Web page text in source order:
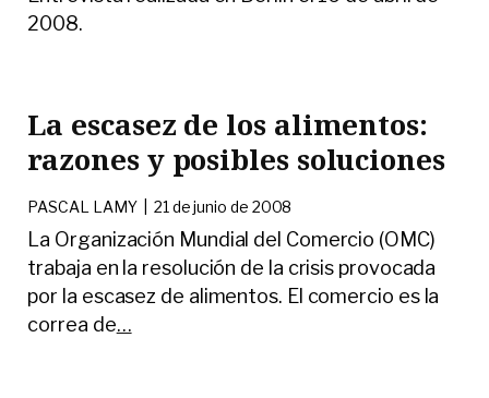
2008.
La escasez de los alimentos:
razones y posibles soluciones
PASCAL LAMY |21 de junio de 2008
La Organización Mundial del Comercio (OMC)
trabaja en la resolución de la crisis provocada
por la escasez de alimentos. El comercio es la
correa de…